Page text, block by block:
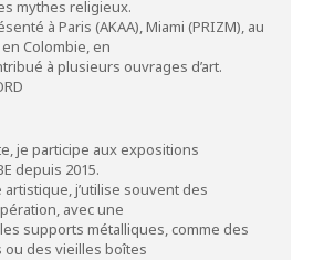
mythes religieux.
à Paris (AKAA), Miami (PRIZM), au
Colombie, en
à plusieurs ouvrages d’art.
je participe aux expositions
depuis 2015.
j’utilise souvent des
avec une
supports métalliques, comme des
ou des vieilles boîtes